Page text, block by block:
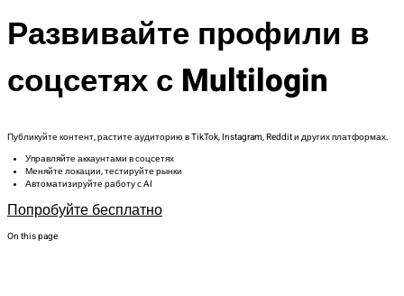
Развивайте профили в
соцсетях с Multilogin
Публикуйте контент, растите аудиторию в TikTok, Instagram, Reddit и других платформах.
Управляйте аккаунтами в соцсетях
Меняйте локации, тестируйте рынки
Автоматизируйте работу с AI
Попробуйте бесплатно
On this page